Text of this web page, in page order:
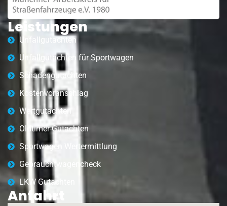
Leistungen
Unfallgutachten
Unfallgutachten für Sportwagen
Schadengutachten
Kostenvoranschlag
Wertgutachten
Oldtimer-Gutachten
Sportwagen Wertermittlung
Gebrauchtwagencheck
LKW Gutachten
Anfahrt